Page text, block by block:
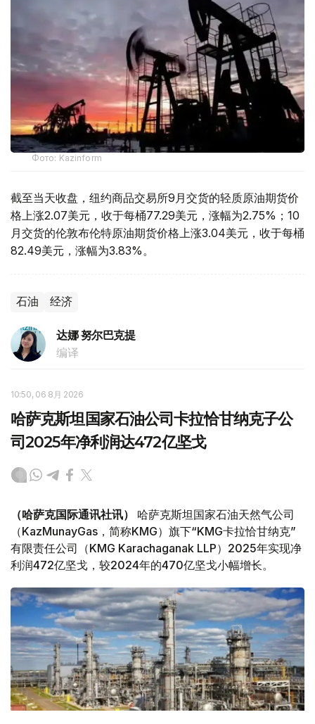
Фото: Kazinform
截至当天收盘，纽约商品交易所9月交货的轻质原油期货价
格上涨2.07美元，收于每桶77.29美元，涨幅为2.75%；10
月交货的伦敦布伦特原油期货价格上涨3.04美元，收于每桶
82.49美元，涨幅为3.83%。
石油 经济
达娜 努尔巴克提
编译
10:50, 06 8月 2026
哈萨克斯坦国家石油公司卡拉恰甘纳克子公
司2025年净利润达472亿坚戈
（哈萨克国际通讯社讯）
哈萨克斯坦国家石油天然气公司
（KazMunayGas，简称KMG）旗下“KMG卡拉恰甘纳克”
有限责任公司（KMG Karachaganak LLP）2025年实现净
利润472亿坚戈，较2024年的470亿坚戈小幅增长。